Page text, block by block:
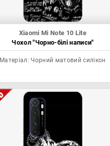
Xiaomi Mi Note 10 Lite
Чохол "Чорно-білі написи"
Матеріал: Чорний матовий силікон